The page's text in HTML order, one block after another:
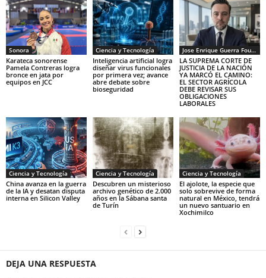
Sonora
Karateca sonorense
Pamela Contreras logra
bronce en jata por
equipos en JCC
Ciencia y Tecnología
Inteligencia artificial logra
diseñar virus funcionales
por primera vez; avance
abre debate sobre
bioseguridad
Jose Enrique Guerra Fourcade
LA SUPREMA CORTE DE
JUSTICIA DE LA NACIÓN
YA MARCÓ EL CAMINO:
EL SECTOR AGRÍCOLA
DEBE REVISAR SUS
OBLIGACIONES
LABORALES
Ciencia y Tecnología
China avanza en la guerra
de la IA y desatan disputa
interna en Silicon Valley
Ciencia y Tecnología
Descubren un misterioso
archivo genético de 2.000
años en la Sábana santa
de Turín
Ciencia y Tecnología
El ajolote, la especie que
solo sobrevive de forma
natural en México, tendrá
un nuevo santuario en
Xochimilco
DEJA UNA RESPUESTA